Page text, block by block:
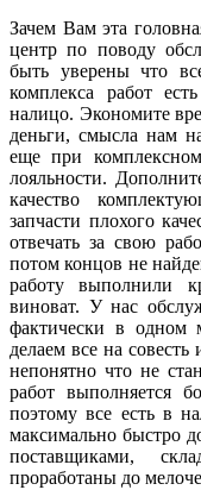
Зачем Вам эта
центр по поводу
быть уверены что
комплекса работ
налицо. Экономите
деньги, смысла нам
еще при
лояльности.
качество
запчасти плохого
отвечать за свою
потом концов не
работу выполнили
виноват. У нас
фактически в одном
делаем все на
непонятно что не
работ выполняется
поэтому все есть в
максимально быстро
поставщиками,
проработаны до